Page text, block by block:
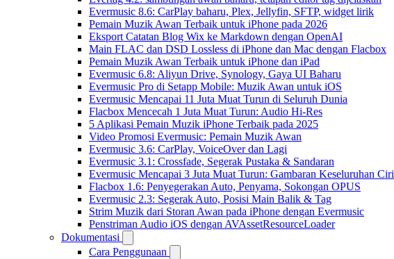
Evermusic 8.6: CarPlay baharu, Plex, Jellyfin, SFTP, widget lirik
Pemain Muzik Awan Terbaik untuk iPhone pada 2026
Eksport Catatan Blog Wix ke Markdown dengan OpenAI
Main FLAC dan DSD Lossless di iPhone dan Mac dengan Flacbox
Pemain Muzik Awan Terbaik untuk iPhone dan iPad
Evermusic 6.8: Aliyun Drive, Synology, Gaya UI Baharu
Evermusic Pro di Setapp Mobile: Muzik Awan untuk iOS
Evermusic Mencapai 11 Juta Muat Turun di Seluruh Dunia
Flacbox Mencecah 1 Juta Muat Turun: Audio Hi-Res
5 Aplikasi Pemain Muzik iPhone Terbaik pada 2025
Video Promosi Evermusic: Pemain Muzik Awan
Evermusic 3.6: CarPlay, VoiceOver dan Lagi
Evermusic 3.1: Crossfade, Segerak Pustaka & Sandaran
Evermusic Mencapai 3 Juta Muat Turun: Gambaran Keseluruhan Ciri
Flacbox 1.6: Penyegerakan Auto, Penyama, Sokongan OPUS
Evermusic 2.3: Segerak Auto, Posisi Main Balik & Tag
Strim Muzik dari Storan Awan pada iPhone dengan Evermusic
Penstriman Audio iOS dengan AVAssetResourceLoader
Dokumentasi
Cara Penggunaan